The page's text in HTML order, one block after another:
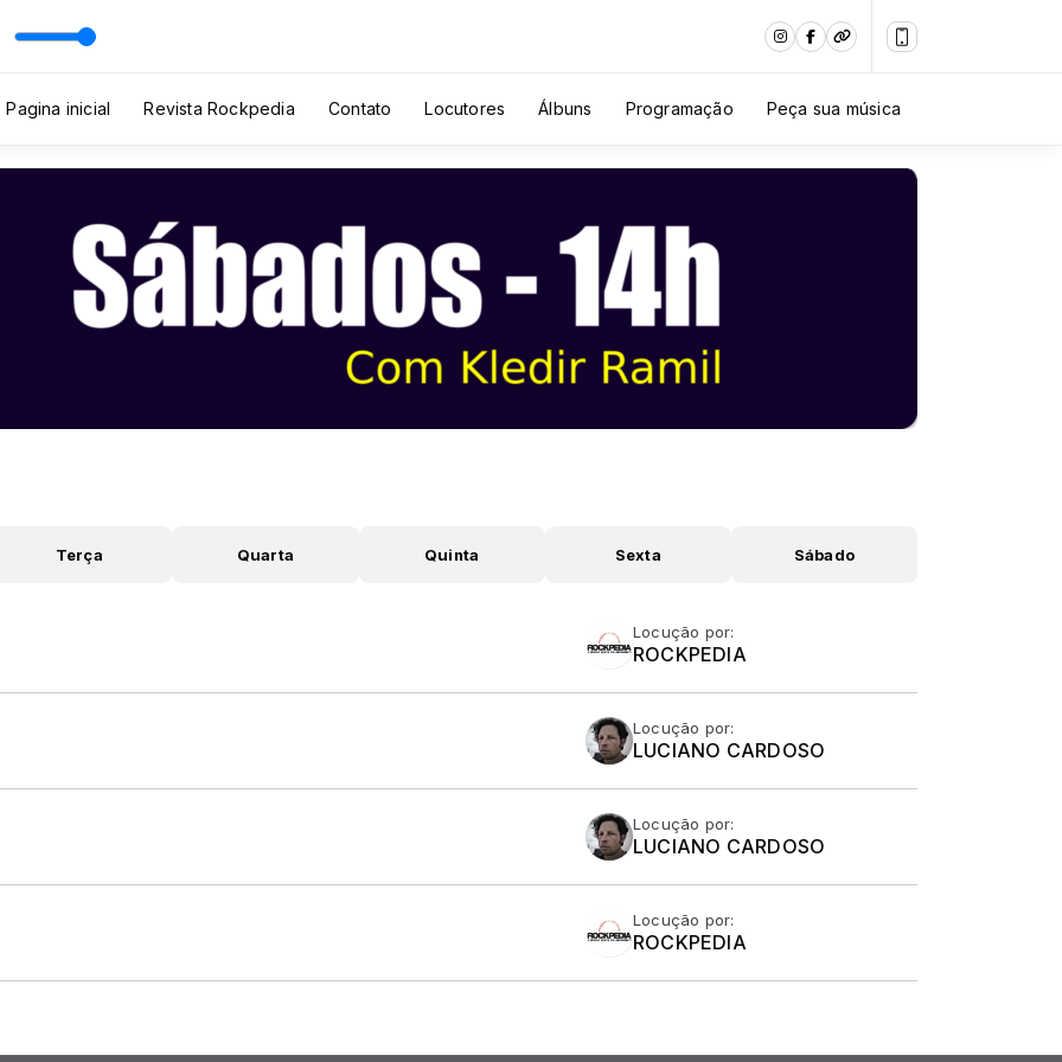
Pagina inicial Revista Rockpedia Contato Locutores Álbuns Programação Peça sua música
Terça Quarta Quinta Sexta Sábado
Locução por:
ROCKPEDIA
Locução por:
LUCIANO CARDOSO
Locução por:
LUCIANO CARDOSO
Locução por:
ROCKPEDIA